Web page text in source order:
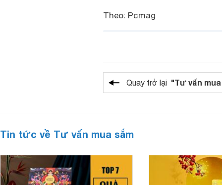
Theo: Pcmag
Quay trở lại "Tư vấn
Tin tức về Tư vấn mua sắm